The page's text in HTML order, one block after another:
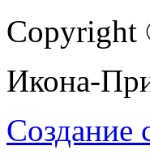
Copyright
Икона-
Создание